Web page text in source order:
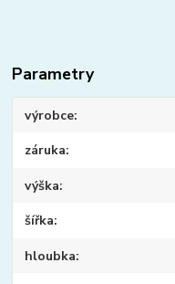
Parametry
výrobce
záruka
výška
šířka
hloubka